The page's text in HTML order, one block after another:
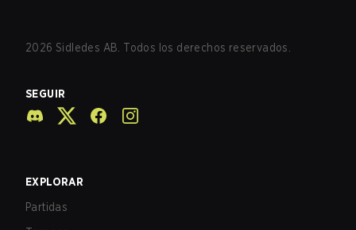
2026 Sidledes AB. Todos los derechos reservados.
SEGUIR
EXPLORAR
Partidas